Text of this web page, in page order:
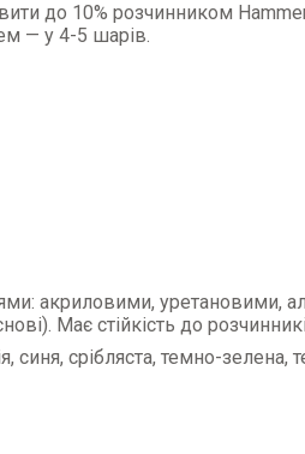
до 10% розчинником
— у 4-5 шарів.
акриловими, уретановими,
Має стійкість до
синя, срібляста, темно-